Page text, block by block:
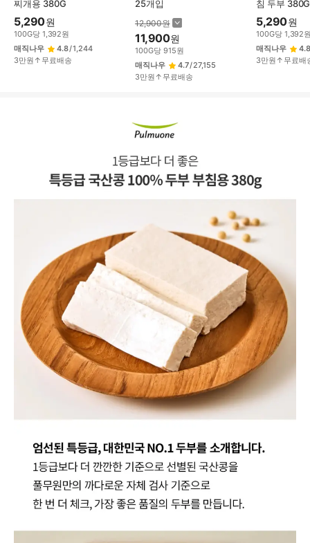
찌개용 380G
5,290원
100G당 1,392원
매직나우
4.8/1,244
3만원↑무료배송
25개입
12,900원
11,900원
100G당 915원
매직나우
4.7/27,155
3만원↑무료배송
침 두부 380G
5,290원
100G당 1,392
매직나우
4.8
3만원↑무료배